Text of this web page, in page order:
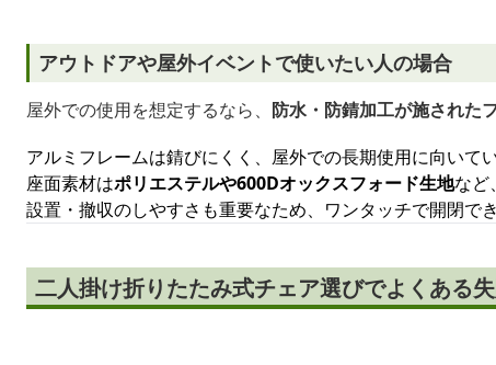
アウトドアや屋外イベントで使いたい人の場合
屋外での使用を想定するなら、 防水・防錆加工が施された
アルミフレームは錆びにくく、屋外での長期使用に向いてい
座面素材はポリエステルや600Dオックスフォード生地など
設置・撤収のしやすさも重要なため、ワンタッチで開閉で
二人掛け折りたたみ式チェア選びでよくある